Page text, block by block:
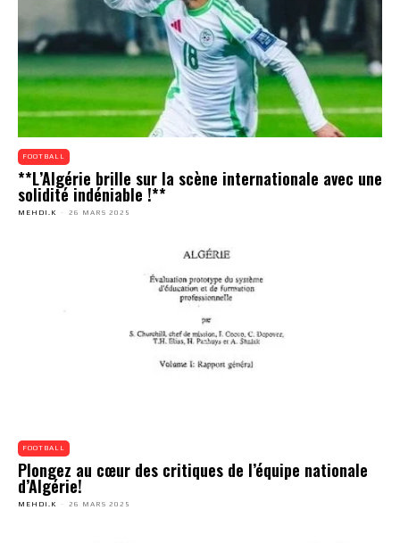
FOOTBALL
**L’Algérie brille sur la scène internationale avec une
solidité indéniable !**
MEHDI.K - 26 MARS 2025
FOOTBALL
Plongez au cœur des critiques de l’équipe nationale
d’Algérie!
MEHDI.K - 26 MARS 2025